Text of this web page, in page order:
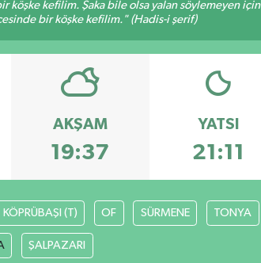
köşke kefilim. Şaka bile olsa yalan söylemeyen için
bir köşke kefilim." (Hadis-i şerif)
AKŞAM
19:37
YATSI
21:11
KÖPRÜBAŞI (T) OF SÜRMENE TONYA
ŞALPAZARI